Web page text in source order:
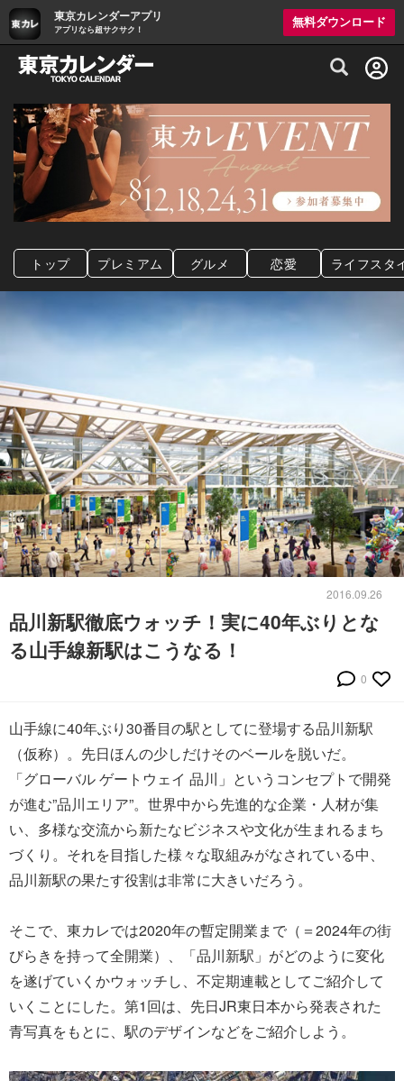
東京カレンダーアプリ
アプリなら超サクサク！
無料ダウンロード
グルメ情報・プレミアムレストラン予約
トップ プレミアム グルメ 恋愛 ライフスタ
2016.09.26
品川新駅徹底ウォッチ！実に40年ぶりとな
る山手線新駅はこうなる！
0
山手線に40年ぶり30番目の駅としてに登場する品川新駅
（仮称）。先日ほんの少しだけそのベールを脱いだ。
「グローバル ゲートウェイ 品川」というコンセプトで開発
が進む”品川エリア”。世界中から先進的な企業・人材が集
い、多様な交流から新たなビジネスや文化が生まれるまち
づくり。それを目指した様々な取組みがなされている中、
品川新駅の果たす役割は非常に大きいだろう。
そこで、東カレでは2020年の暫定開業まで（＝2024年の街
びらきを持って全開業）、「品川新駅」がどのように変化
を遂げていくかウォッチし、不定期連載としてご紹介して
いくことにした。第1回は、先日JR東日本から発表された
青写真をもとに、駅のデザインなどをご紹介しよう。